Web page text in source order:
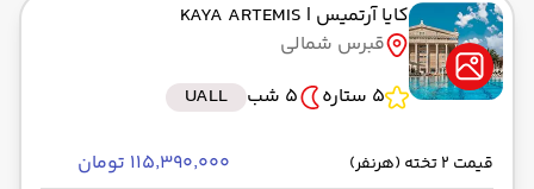
کایا آرتمیس | KAYA ARTEMIS
قبرس شمالی
5 ستاره
5 شب UALL
قیمت 2 تخته (هرنفر) ۱۱۵٬۳۹۰٬۰۰۰ تومان